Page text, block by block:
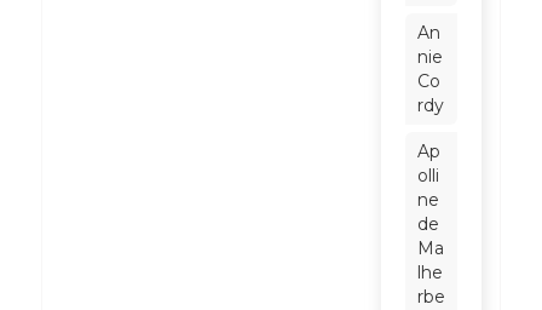
An
nie
Co
rdy
Ap
olli
ne
de
Ma
lhe
rbe